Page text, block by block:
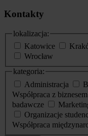
Kontakty
lokalizacja:
Katowice
Wrocław
kategoria:
Administracja
Współpraca z biznesem
badawcze
Organizacje
Współpraca